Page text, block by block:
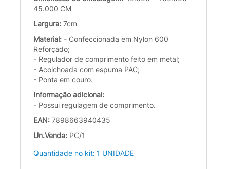
45.000 CM
Largura: 7cm
Material: - Confeccionada em Nylon 600
Reforçado;
- Regulador de comprimento feito em metal;
- Acolchoada com espuma PAC;
- Ponta em couro.
Informação adicional:
- Possui regulagem de comprimento.
EAN: 7898663940435
Un.Venda: PC/1
Quantidade no kit: 1 UNIDADE